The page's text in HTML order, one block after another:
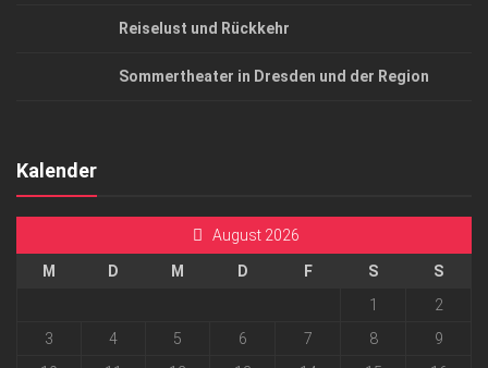
Reiselust und Rückkehr
Sommertheater in Dresden und der Region
Kalender
August 2026
M D M D F S
S
1
2
3
4 5 6 7 8
9